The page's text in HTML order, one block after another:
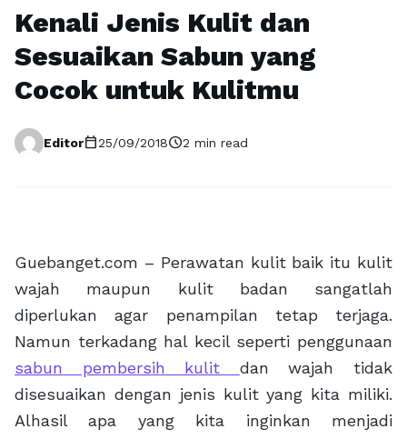
Kenali Jenis Kulit dan
Sesuaikan Sabun yang
Cocok untuk Kulitmu
Editorcalendar_today25/09/2018schedule2 min read
Guebanget.com – Perawatan kulit baik itu kulit
wajah maupun kulit badan sangatlah
diperlukan agar penampilan tetap terjaga.
Namun terkadang hal kecil seperti penggunaan
sabun pembersih kulit dan wajah tidak
disesuaikan dengan jenis kulit yang kita miliki.
Alhasil apa yang kita inginkan menjadi